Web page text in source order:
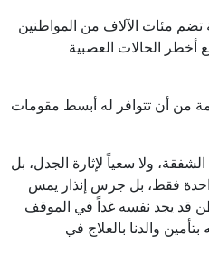
مئات الآلاف من المواطنين
أخطر الحالات العصبية
من أن تتوافر له أبسط مقومات
ولا سعياً لإثارة الجدل، بل
فقط، بل جرس إنذار يمس
قد يجد نفسه غداً في الموقف
والدنا بالعلاج في